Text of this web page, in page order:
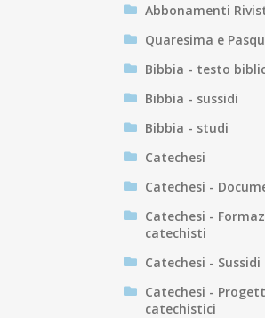
Abbonamenti
Quaresima e
Bibbia - testo
Bibbia - sussidi
Bibbia - studi
Catechesi
Catechesi -
Catechesi -
catechisti
Catechesi - Sussidi
Catechesi -
catechistici